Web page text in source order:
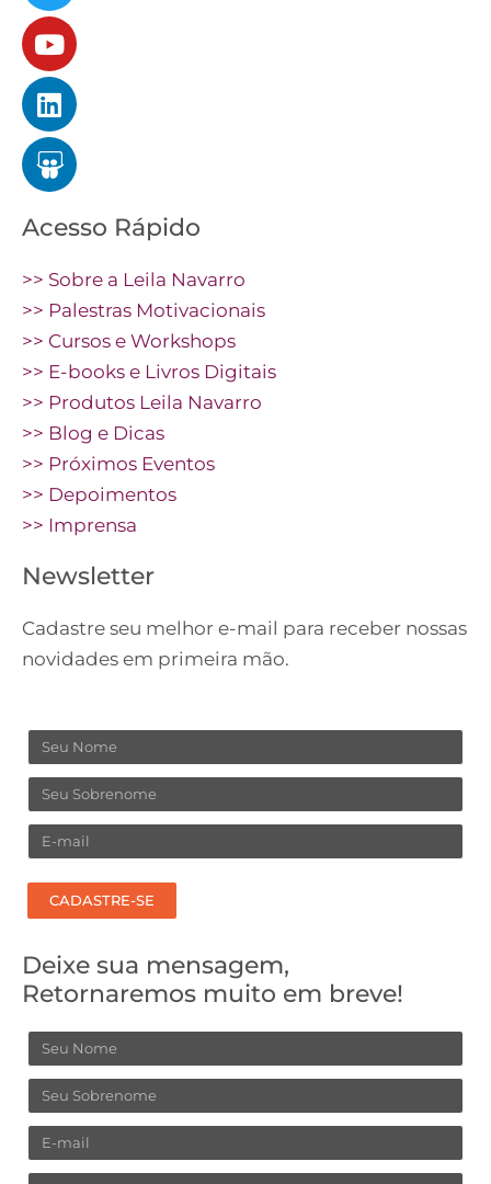
Acesso Rápido
>> Sobre a Leila Navarro
>> Palestras Motivacionais
>> Cursos e Workshops
>> E-books e Livros Digitais
>> Produtos Leila Navarro
>> Blog e Dicas
>> Próximos Eventos
>> Depoimentos
>> Imprensa
Newsletter
Cadastre seu melhor e-mail para receber nossas
novidades em primeira mão.
Nome
Sobrenome
Email
CADASTRE-SE
Deixe sua mensagem,
Retornaremos muito em breve!
Nome
Sobrenome
Email